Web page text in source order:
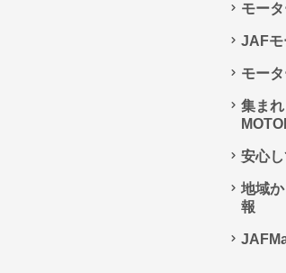
モー
JAFモ
モー
集ま
安心
地域
報